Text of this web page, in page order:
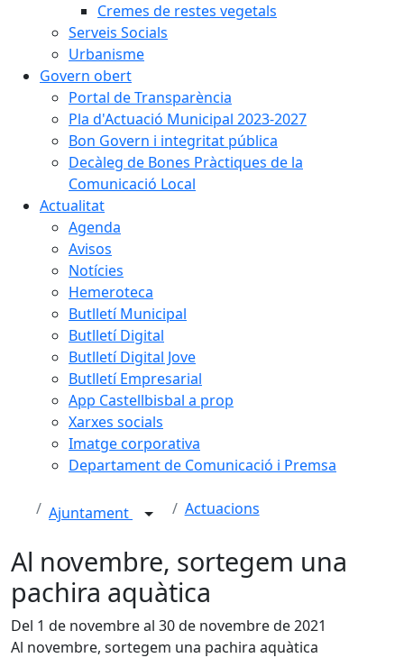
Cremes de restes vegetals
Serveis Socials
Urbanisme
Govern obert
Portal de Transparència
Pla d'Actuació Municipal 2023-2027
Bon Govern i integritat pública
Decàleg de Bones Pràctiques de la
Comunicació Local
Actualitat
Agenda
Avisos
Notícies
Hemeroteca
Butlletí Municipal
Butlletí Digital
Butlletí Digital Jove
Butlletí Empresarial
App Castellbisbal a prop
Xarxes socials
Imatge corporativa
Departament de Comunicació i Premsa
Ajuntament Actuacions
Al novembre, sortegem una
pachira aquàtica
Del 1 de novembre al 30 de novembre de 2021
Al novembre, sortegem una pachira aquàtica